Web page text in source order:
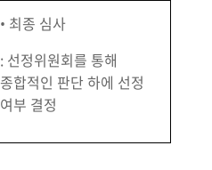
• 최종 심사
: 선정위원회를 통해
종합적인 판단 하에 선정
여부 결정